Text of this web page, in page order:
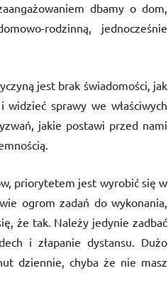
dbamy o dom,
rodzinną, jednocześnie
jest brak świadomości, jak
i widzieć sprawy we właściwych
jakie postawi przed nami
priorytetem jest wyrobić się w
ogrom zadań do wykonania,
że tak. Należy jedynie zadbać
i złapanie dystansu. Dużo
dziennie, chyba że nie masz